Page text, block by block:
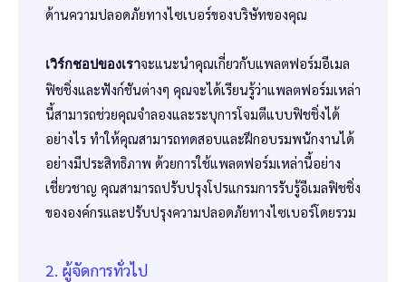
ด้านความปลอดภัยทางไซเบอร์ของบริษัทของคุณ
เวิร์กชอปของเราจะแนะนำคุณเกี่ยวกับแพลตฟอร์มอีเมล
ฟิชชิ่งและฟังก์ชันต่างๆ คุณจะได้เรียนรู้ว่าแพลตฟอร์มเหล่า
นี้สามารถช่วยคุณจำลองและระบุการโจมตีแบบฟิชชิ่งได้
อย่างไร ทำให้คุณสามารถทดสอบและฝึกอบรมพนักงานได้
อย่างมีประสิทธิภาพ ด้วยการใช้แพลตฟอร์มเหล่านี้อย่าง
เชี่ยวชาญ คุณสามารถปรับปรุงโปรแกรมการรับรู้อีเมลฟิชชิ่ง
ขององค์กรและปรับปรุงความปลอดภัยทางไซเบอร์โดยรวม
2. ผู้จัดการทั่วไป